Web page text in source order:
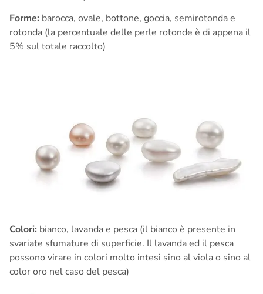
Forme: barocca, ovale, bottone, goccia, semirotonda e
rotonda (la percentuale delle perle rotonde è di appena il
5% sul totale raccolto)
Colori: bianco, lavanda e pesca (il bianco è presente in
svariate sfumature di superficie. Il lavanda ed il pesca
possono virare in colori molto intesi sino al viola o sino al
color oro nel caso del pesca)